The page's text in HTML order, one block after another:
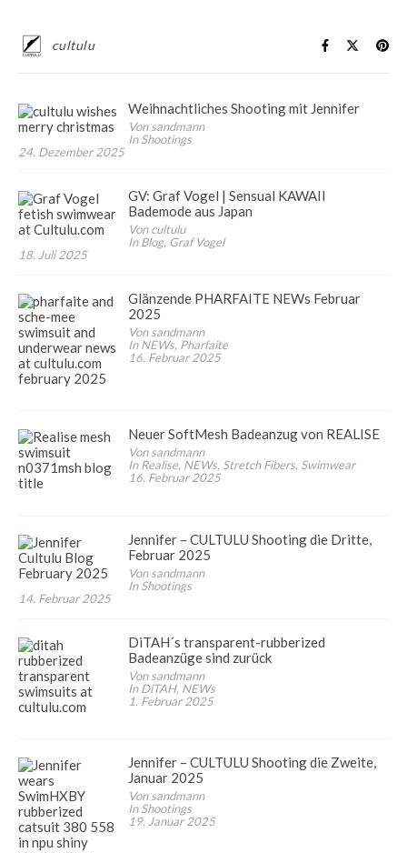
cultulu
Weihnachtliches Shooting mit Jennifer
Von sandmann
In Shootings
24. Dezember 2025
GV: Graf Vogel | Sensual KAWAII
Bademode aus Japan
Von cultulu
In Blog, Graf Vogel
18. Juli 2025
Glänzende PHARFAITE NEWs Februar
2025
Von sandmann
In NEWs, Pharfaite
16. Februar 2025
Neuer SoftMesh Badeanzug von REALISE
Von sandmann
In Realise, NEWs, Stretch Fibers, Swimwear
16. Februar 2025
Jennifer – CULTULU Shooting die Dritte,
Februar 2025
Von sandmann
In Shootings
14. Februar 2025
DiTAH´s transparent-rubberized
Badeanzüge sind zurück
Von sandmann
In DiTAH, NEWs
1. Februar 2025
Jennifer – CULTULU Shooting die Zweite,
Januar 2025
Von sandmann
In Shootings
19. Januar 2025